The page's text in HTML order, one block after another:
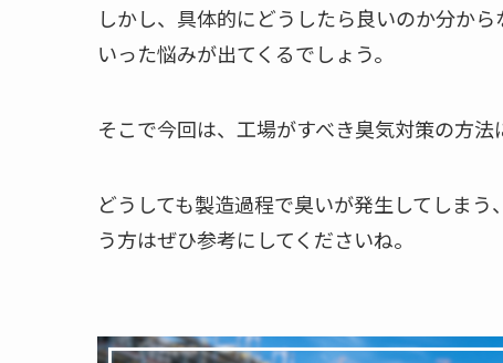
しかし、具体的にどうしたら良いのか分か
いった悩みが出てくるでしょう。
そこで今回は、工場がすべき臭気対策の方法
どうしても製造過程で臭いが発生してしま
う方はぜひ参考にしてくださいね。